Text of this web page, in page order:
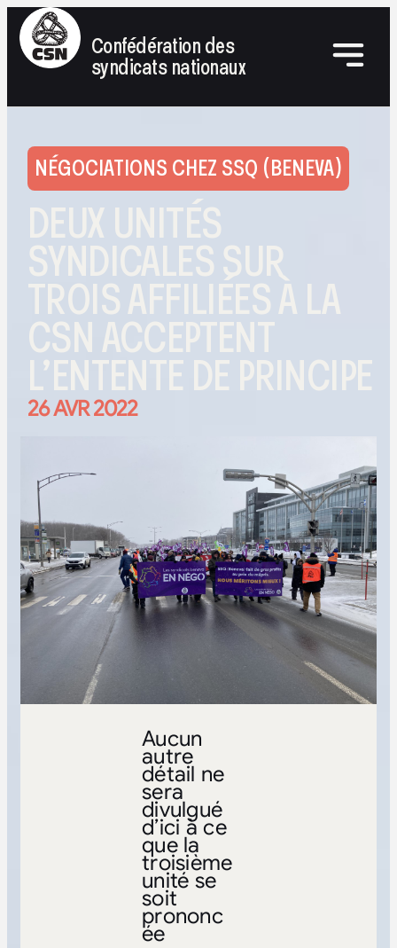
Confédération des
syndicats nationaux
NÉGOCIATIONS CHEZ SSQ (BENEVA)
DEUX UNITÉS
SYNDICALES SUR
TROIS AFFILIÉES À LA
CSN ACCEPTENT
L’ENTENTE DE PRINCIPE
26 AVR 2022
Aucun
autre
détail ne
sera
divulgué
d’ici à ce
que la
troisième
unité se
soit
prononc
ée